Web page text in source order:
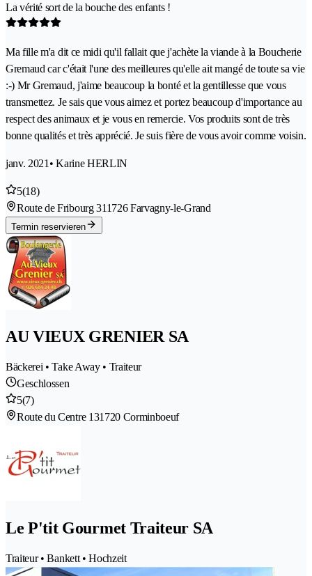
La vérité sort de la bouche des enfants !
Ma fille m'a dit ce midi qu'il fallait que j'achète la viande à la Boucherie
Gremaud car c'était l'une des meilleures qu'elle ait mangé de toute sa vie
:-) Mr Gremaud, j'aime beaucoup la bonté et la gentillesse que vous
transmettez. Je sais que vous aimez et portez beaucoup d'importance au
respect des animaux et je vous en remercie. Vos produits sont de très
bonne qualités et très apprécié. Je suis fière de vous avoir comme voisin.
janv. 2021 • Karine HERLIN
5(18)
Route de Fribourg 311726 Farvagny-le-Grand
Termin reservieren
AU VIEUX GRENIER SA
Bäckerei • Take Away • Traiteur
Geschlossen
5(7)
Route du Centre 131720 Corminboeuf
Le P'tit Gourmet Traiteur SA
Traiteur • Bankett • Hochzeit